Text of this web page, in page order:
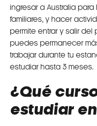
ingresar a Australia
familiares, y hacer
permite entrar y salir del
puedes permanecer
trabajar durante tu
estudiar hasta 3 meses.
¿Qué
estudiar